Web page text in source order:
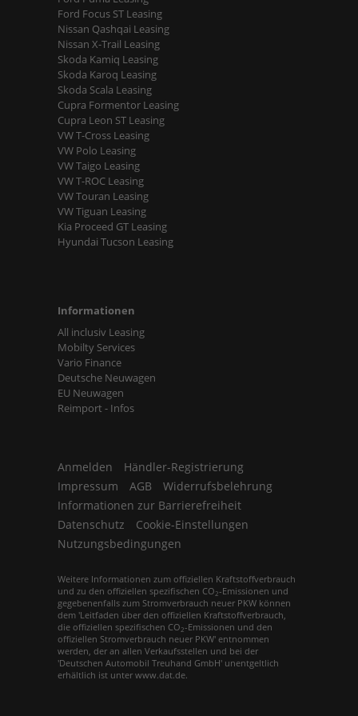
Ford Focus ST Leasing
Nissan Qashqai Leasing
Nissan X-Trail Leasing
Skoda Kamiq Leasing
Skoda Karoq Leasing
Skoda Scala Leasing
Cupra Formentor Leasing
Cupra Leon ST Leasing
VW T-Cross Leasing
VW Polo Leasing
VW Taigo Leasing
VW T-ROC Leasing
VW Touran Leasing
VW Tiguan Leasing
Kia Proceed GT Leasing
Hyundai Tucson Leasing
Informationen
All inclusiv Leasing
Mobilty Services
Vario Finance
Deutsche Neuwagen
EU Neuwagen
Reimport - Infos
Anmelden
Händler-Registrierung
Impressum
AGB
Widerrufsbelehrung
Informationen zur Barrierefreiheit
Datenschutz
Cookie-Einstellungen
Nutzungsbedingungen
Weitere Informationen zum offiziellen Kraftstoffverbrauch
und zu den offiziellen spezifischen CO 2-Emissionen und
gegebenenfalls zum Stromverbrauch neuer PKW können
dem 'Leitfaden über den offiziellen Kraftstoffverbrauch,
die offiziellen spezifischen CO 2-Emissionen und den
offiziellen Stromverbrauch neuer PKW' entnommen
werden, der an allen Verkaufsstellen und bei der
'Deutschen Automobil Treuhand GmbH' unentgeltlich
erhältlich ist unter www.dat.de.